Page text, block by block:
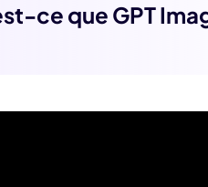
ce que GPT